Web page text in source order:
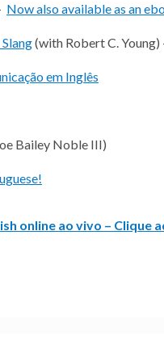
Now also available as an
(with Robert C. Young)
em Inglês
Bailey Noble III)
online ao vivo – Clique